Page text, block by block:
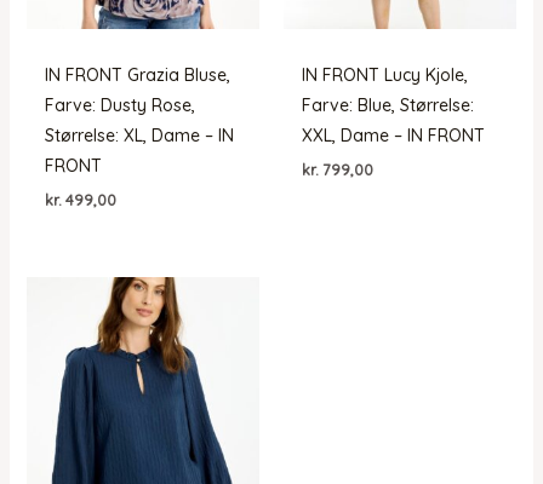
IN FRONT Grazia Bluse,
Farve: Dusty Rose,
Størrelse: XL, Dame – IN
FRONT
kr. 499,00
IN FRONT Lucy Kjole,
Farve: Blue, Størrelse:
XXL, Dame – IN FRONT
kr. 799,00